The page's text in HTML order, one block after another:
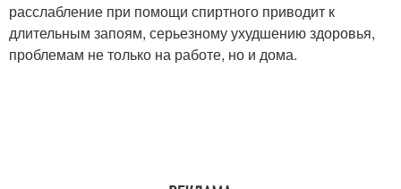
расслабление при помощи спиртного приводит к
длительным запоям, серьезному ухудшению здоровья,
проблемам не только на работе, но и дома.